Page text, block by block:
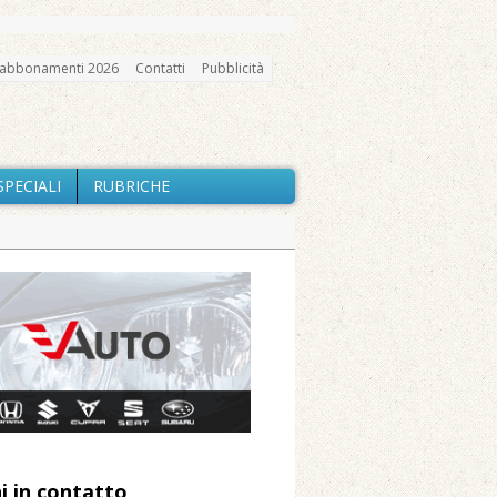
2026 Contatti Pubblicità
RUBRICHE
Marazzato
«Misura precauzionale e